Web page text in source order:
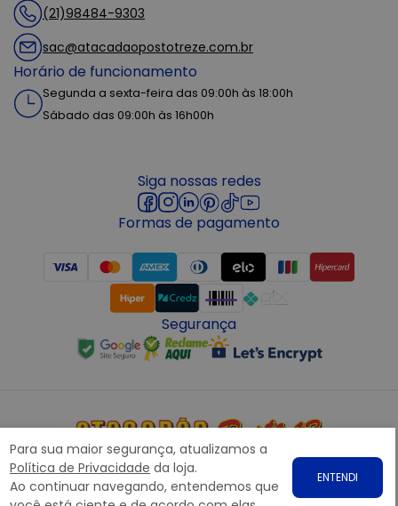
Para sua maior segurança, atualizamos a
Política de Privacidade da loja.
Ao continuar navegando, entendemos que
ENTENDI
(21)98484-9303
sac@atacadaopostotreze.com.br
Horário de funcionamento
Segunda a sexta-feira das 09:00h às 18:00h
Sábado das 09:00h às 16h00h
Siga nossas redes
Formas de pagamento
Segurança
Copyright © 2022 ATACADÃO POSTO 13 - Todos os direitos
reservados. CNPJ: 15.360.767/0001-07